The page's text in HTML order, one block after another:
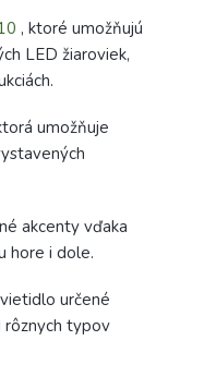
, ktoré umožňujú
LED žiaroviek,
umožňuje
akcenty vďaka
hore i dole.
určené
rôznych typov